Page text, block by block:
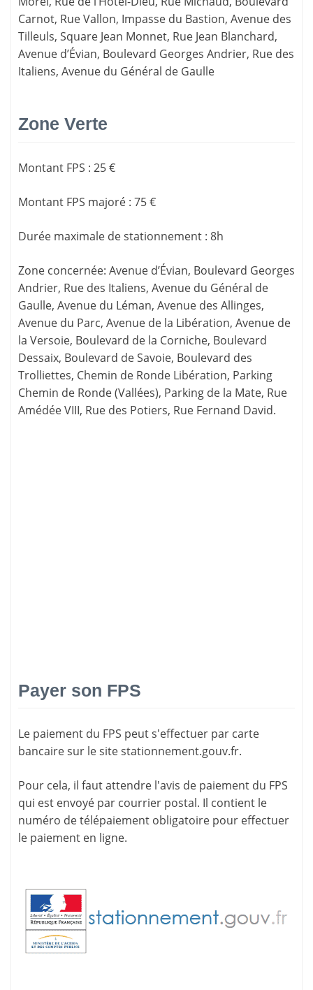
Carnot, Rue Vallon, Impasse du Bastion, Avenue des
Tilleuls, Square Jean Monnet, Rue Jean Blanchard,
Avenue d’Évian, Boulevard Georges Andrier, Rue des
Italiens, Avenue du Général de Gaulle
Zone Verte
Montant FPS : 25 €
Montant FPS majoré : 75 €
Durée maximale de stationnement : 8h
Zone concernée: Avenue d’Évian, Boulevard Georges
Andrier, Rue des Italiens, Avenue du Général de
Gaulle, Avenue du Léman, Avenue des Allinges,
Avenue du Parc, Avenue de la Libération, Avenue de
la Versoie, Boulevard de la Corniche, Boulevard
Dessaix, Boulevard de Savoie, Boulevard des
Trolliettes, Chemin de Ronde Libération, Parking
Chemin de Ronde (Vallées), Parking de la Mate, Rue
Amédée VIII, Rue des Potiers, Rue Fernand David.
Payer son FPS
Le paiement du FPS peut s'effectuer par carte
bancaire sur le sitestationnement.gouv.fr.
Pour cela, il faut attendre l'avis de paiement du FPS
qui est envoyé par courrier postal. Il contient le
numéro de télépaiement obligatoire pour effectuer
le paiement en ligne.